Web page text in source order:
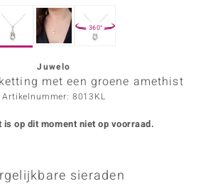
360°
Juwelo
met een groene amethist
Artikelnummer: 8013KL
is op dit moment niet op voorraad.
sieraden